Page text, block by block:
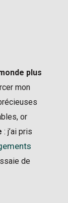
plus
mon
or
: j’ai pris
de